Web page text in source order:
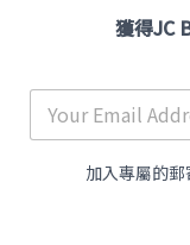
獲得JC
加入專屬的